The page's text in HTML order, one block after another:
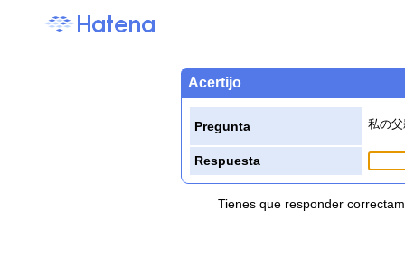
Acertijo
Pregunta 私の
Respuesta
Tienes que responder